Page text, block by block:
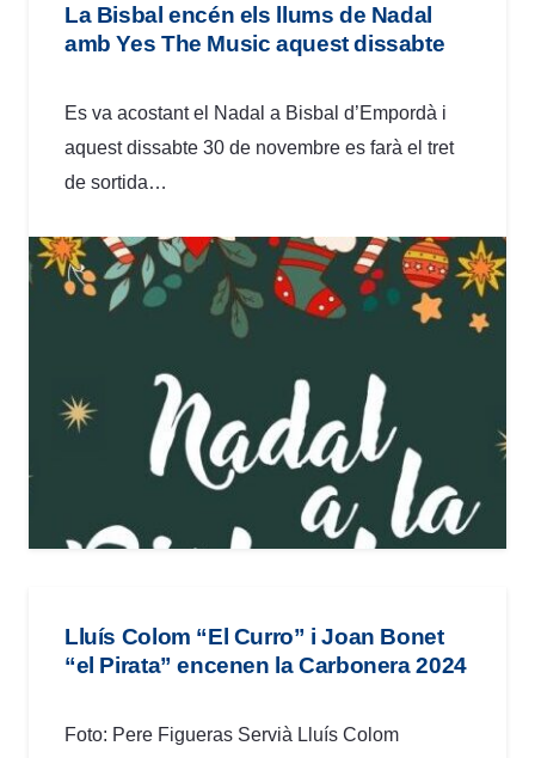
La Bisbal encén els llums de Nadal
amb Yes The Music aquest dissabte
Es va acostant el Nadal a Bisbal d’Empordà i
aquest dissabte 30 de novembre es farà el tret
de sortida…
Lluís Colom “El Curro” i Joan Bonet
“el Pirata” encenen la Carbonera 2024
Foto: Pere Figueras Servià Lluís Colom